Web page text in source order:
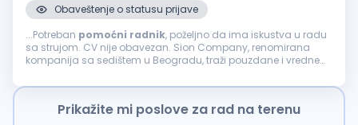
Obaveštenje o statusu prijave
...Potreban pomoćni radnik, poželjno da ima iskustva u radu
sa strujom. CV nije obavezan. Sion Company, renomirana
kompanija sa sedištem u Beogradu, traži pouzdane i vredne
postanete deo dinamičnog...
Prikažite mi poslove za rad na terenu